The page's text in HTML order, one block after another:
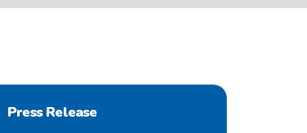
Press Release